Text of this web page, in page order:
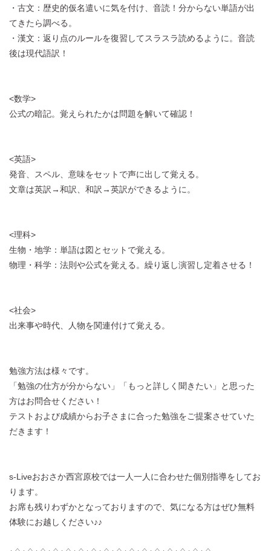
・古文：歴史的仮名遣いに気を付け、音読！分からない単語が出
てきたら調べる。
・漢文：返り点のルールを復習してスラスラ読めるように。音読
後は現代語訳！
<数学>
公式の暗記。覚えられたかは問題を解いて確認！
<英語>
発音、スペル、意味をセットで声に出して覚える。
文章は英訳→和訳、和訳→英訳ができるように。
<理科>
生物・地学：単語は図とセットで覚える。
物理・科学：法則や公式を覚える。繰り返し演習し定着させる！
<社会>
出来事や時代、人物を関連付けて覚える。
勉強方法は様々です。
「勉強の仕方が分からない」「もっと詳しく聞きたい」と思った
方はお問合せください！
テストおよび成績からお子さまに合った勉強をご提案させていた
だきます！
s-Liveおおさか西宮原校では一人一人に合わせた個別指導をしてお
ります。
お席も残りわずかとなっておりますので、気になる方はぜひ無料
体験にお越しください♪♪